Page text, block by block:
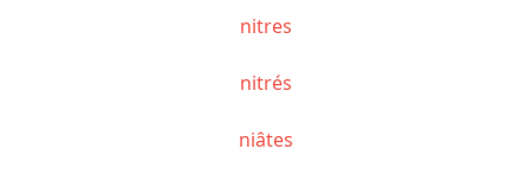
nitres
nitrés
niâtes